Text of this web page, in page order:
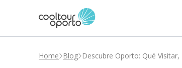
Home Blog Descubre Oporto: Qué